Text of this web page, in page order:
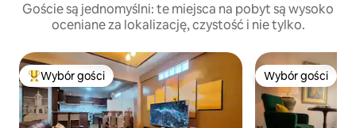
Goście są jednomyślni: te miejsca na pobyt są wysoko
oceniane za lokalizację, czystość i nie tylko.
Najpopularniejsze z kategorii Wybór gości
Wybór gości Wybór gości
Wybór gości